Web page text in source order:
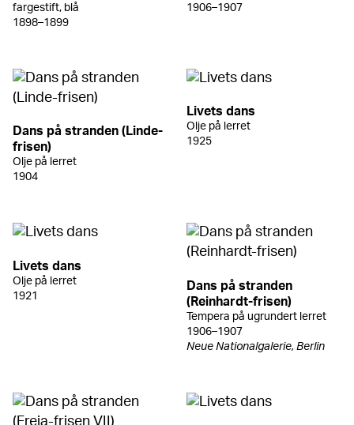
fargestift, blå
1898–1899
1906–1907
Dans på stranden (Linde-
frisen)
Olje på lerret
1904
Livets dans
Olje på lerret
1925
Livets dans
Olje på lerret
1921
Dans på stranden
(Reinhardt-frisen)
Tempera på ugrundert lerret
1906–1907
Neue Nationalgalerie, Berlin